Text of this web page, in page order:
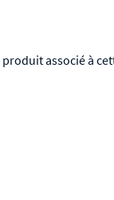
associé à